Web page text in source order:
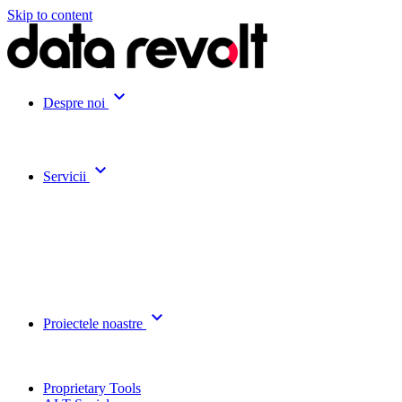
Skip to content
Despre noi expand_more
Servicii expand_more
Proiectele noastre expand_more
Proprietary Tools